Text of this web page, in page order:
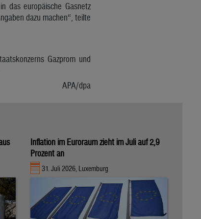
das europäische Gasnetz
dazu machen“, teilte
Gazprom und
APA/dpa
Inflation im Euroraum zieht im Juli auf 2,9
Prozent an
31. Juli 2026, Luxemburg